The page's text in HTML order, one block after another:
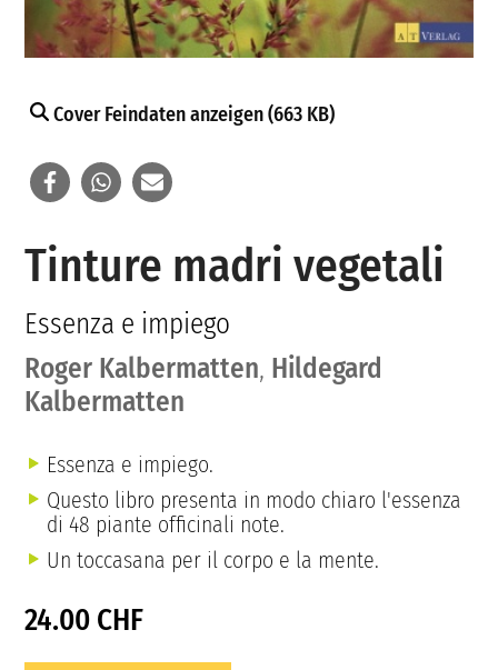
Cover Feindaten anzeigen (663 KB)
Tinture madri vegetali
Essenza e impiego
Roger Kalbermatten, Hildegard
Kalbermatten
Essenza e impiego.
Questo libro presenta in modo chiaro l'essenza
di 48 piante officinali note.
Un toccasana per il corpo e la mente.
24.00 CHF